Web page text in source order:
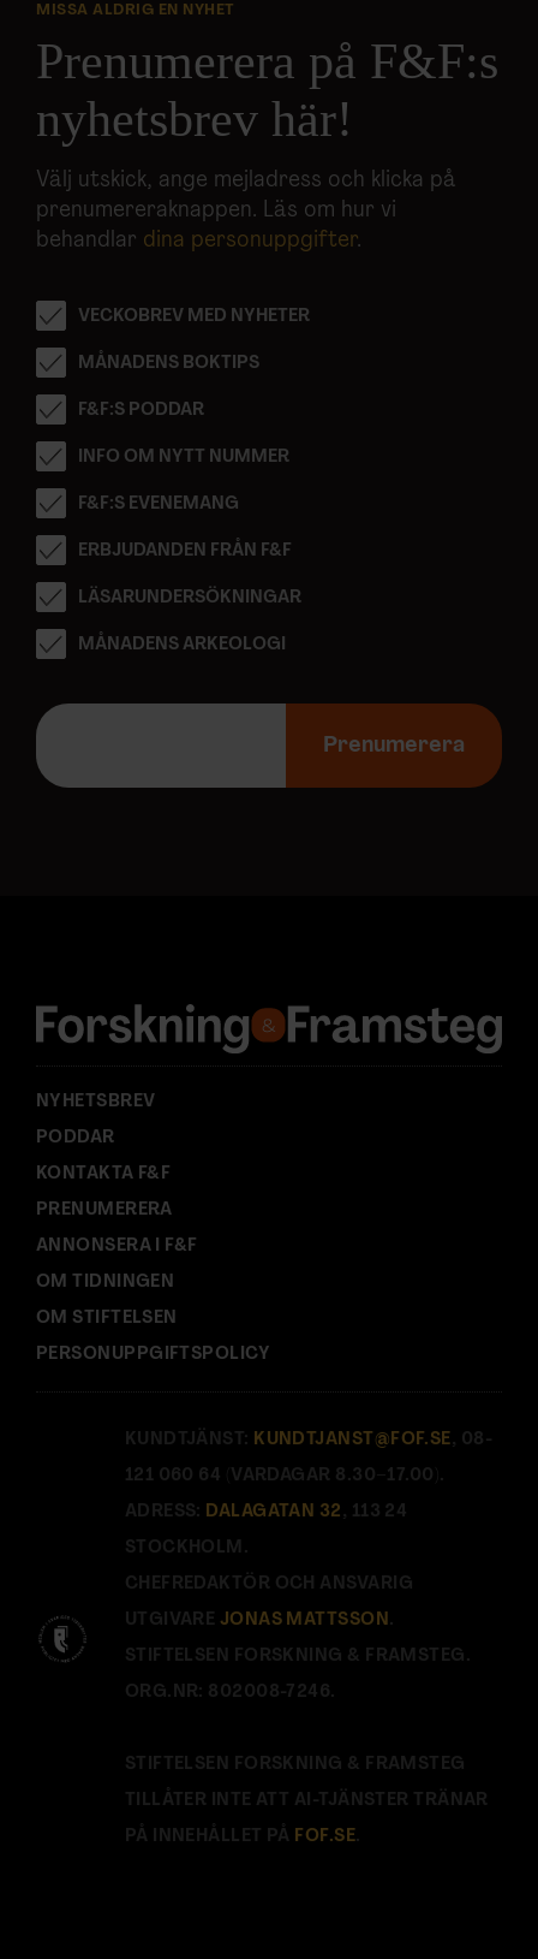
MISSA ALDRIG EN NYHET
Prenumerera på F&F:s
nyhetsbrev här!
Välj utskick, ange mejladress och klicka på
prenumereraknappen. Läs om hur vi
behandlar dina personuppgifter.
VECKOBREV MED NYHETER
MÅNADENS BOKTIPS
F&F:S PODDAR
INFO OM NYTT NUMMER
F&F:S EVENEMANG
ERBJUDANDEN FRÅN F&F
LÄSARUNDERSÖKNINGAR
MÅNADENS ARKEOLOGI
E
p
s
:
Prenumerera
NYHETSBREV
PODDAR
KONTAKTA F&F
PRENUMERERA
ANNONSERA I F&F
OM TIDNINGEN
OM STIFTELSEN
PERSONUPPGIFTSPOLICY
KUNDTJÄNST: KUNDTJANST@FOF.SE , 08-
121 060 64 (VARDAGAR 8.30–17.00).
ADRESS: DALAGATAN 32 , 113 24
STOCKHOLM.
CHEFREDAKTÖR OCH ANSVARIG
UTGIVARE JONAS MATTSSON .
STIFTELSEN FORSKNING & FRAMSTEG.
ORG.NR: 802008-7246.
STIFTELSEN FORSKNING & FRAMSTEG
TILLÅTER INTE ATT AI-TJÄNSTER TRÄNAR
PÅ INNEHÅLLET PÅ FOF.SE.